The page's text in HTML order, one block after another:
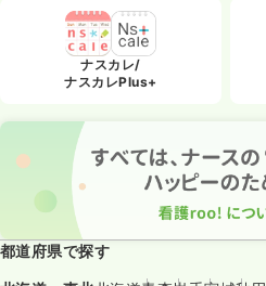
ナスカレ/
ナスカレPlus+
都道府県で探す